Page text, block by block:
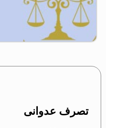
تصرف عدوانی